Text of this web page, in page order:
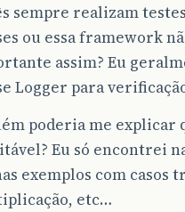
sempre realizam
ou essa framework
assim? Eu
Logger para
poderia me explicar
Eu só encontrei
exemplos com casos
etc…